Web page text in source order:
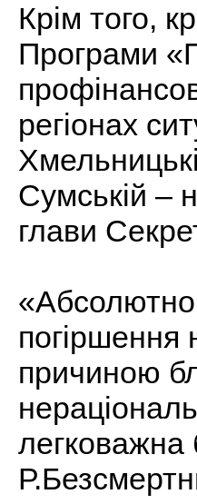
Крім того,
Програми
регіонах
Сумській –
глави
погіршення
причиною
легковажна